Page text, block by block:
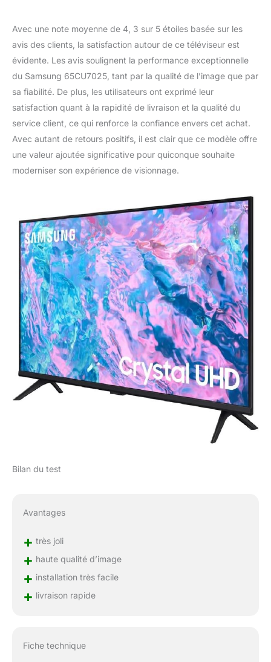
Avec une note moyenne de 4, 3 sur 5 étoiles basée sur les
avis des clients, la satisfaction autour de ce téléviseur est
évidente. Les avis soulignent la performance exceptionnelle
du Samsung 65CU7025, tant par la qualité de l’image que par
sa fiabilité. De plus, les utilisateurs ont exprimé leur
satisfaction quant à la rapidité de livraison et la qualité du
service client, ce qui renforce la confiance envers cet achat.
Avec autant de retours positifs, il est clair que ce modèle offre
une valeur ajoutée significative pour quiconque souhaite
moderniser son expérience de visionnage.
Bilan du test
Avantages
+ très joli
+ haute qualité d’image
+ installation très facile
+ livraison rapide
Fiche technique